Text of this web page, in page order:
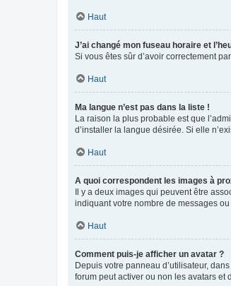
Haut
J’ai changé mon fuseau horaire et
Si vous êtes sûr d’avoir correctement
Haut
Ma langue n’est pas dans la liste !
La raison la plus probable est que
d’installer la langue désirée. Si elle
Haut
A quoi correspondent les images à
Il y a deux images qui peuvent être
indiquant votre nombre de messages
Haut
Comment puis-je afficher un avatar ?
Depuis votre panneau d’utilisateur,
forum peut activer ou non les avatars et